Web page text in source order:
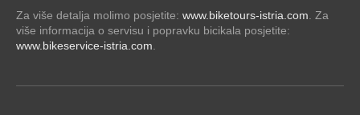
Za više detalja molimo posjetite: www.biketours-istria.com. Za
više informacija o servisu i popravku bicikala posjetite:
www.bikeservice-istria.com.